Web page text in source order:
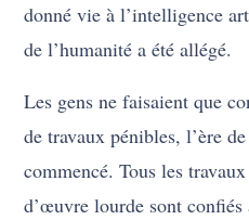
donné vie à l’intelligence
de l’humanité a été allégé.
Les gens ne faisaient que
de travaux pénibles, l’ère
commencé. Tous les
d’œuvre lourde sont